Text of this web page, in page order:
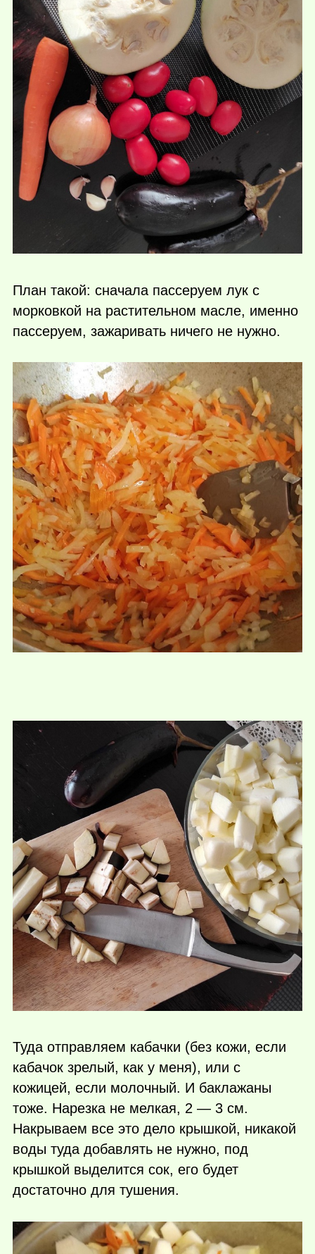
План такой: сначала пассеруем лук с
морковкой на растительном масле, именно
пассеруем, зажаривать ничего не нужно.
Туда отправляем кабачки (без кожи, если
кабачок зрелый, как у меня), или с
кожицей, если молочный. И баклажаны
тоже. Нарезка не мелкая, 2 — 3 см.
Накрываем все это дело крышкой, никакой
воды туда добавлять не нужно, под
крышкой выделится сок, его будет
достаточно для тушения.